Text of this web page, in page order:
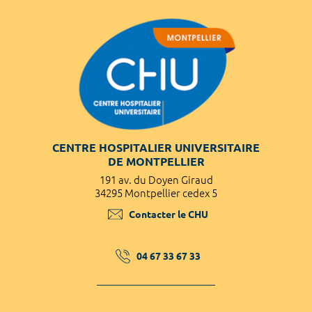
CENTRE HOSPITALIER UNIVERSITAIRE
DE MONTPELLIER
191 av. du Doyen Giraud
34295 Montpellier cedex 5
Contacter le CHU
04 67 33 67 33